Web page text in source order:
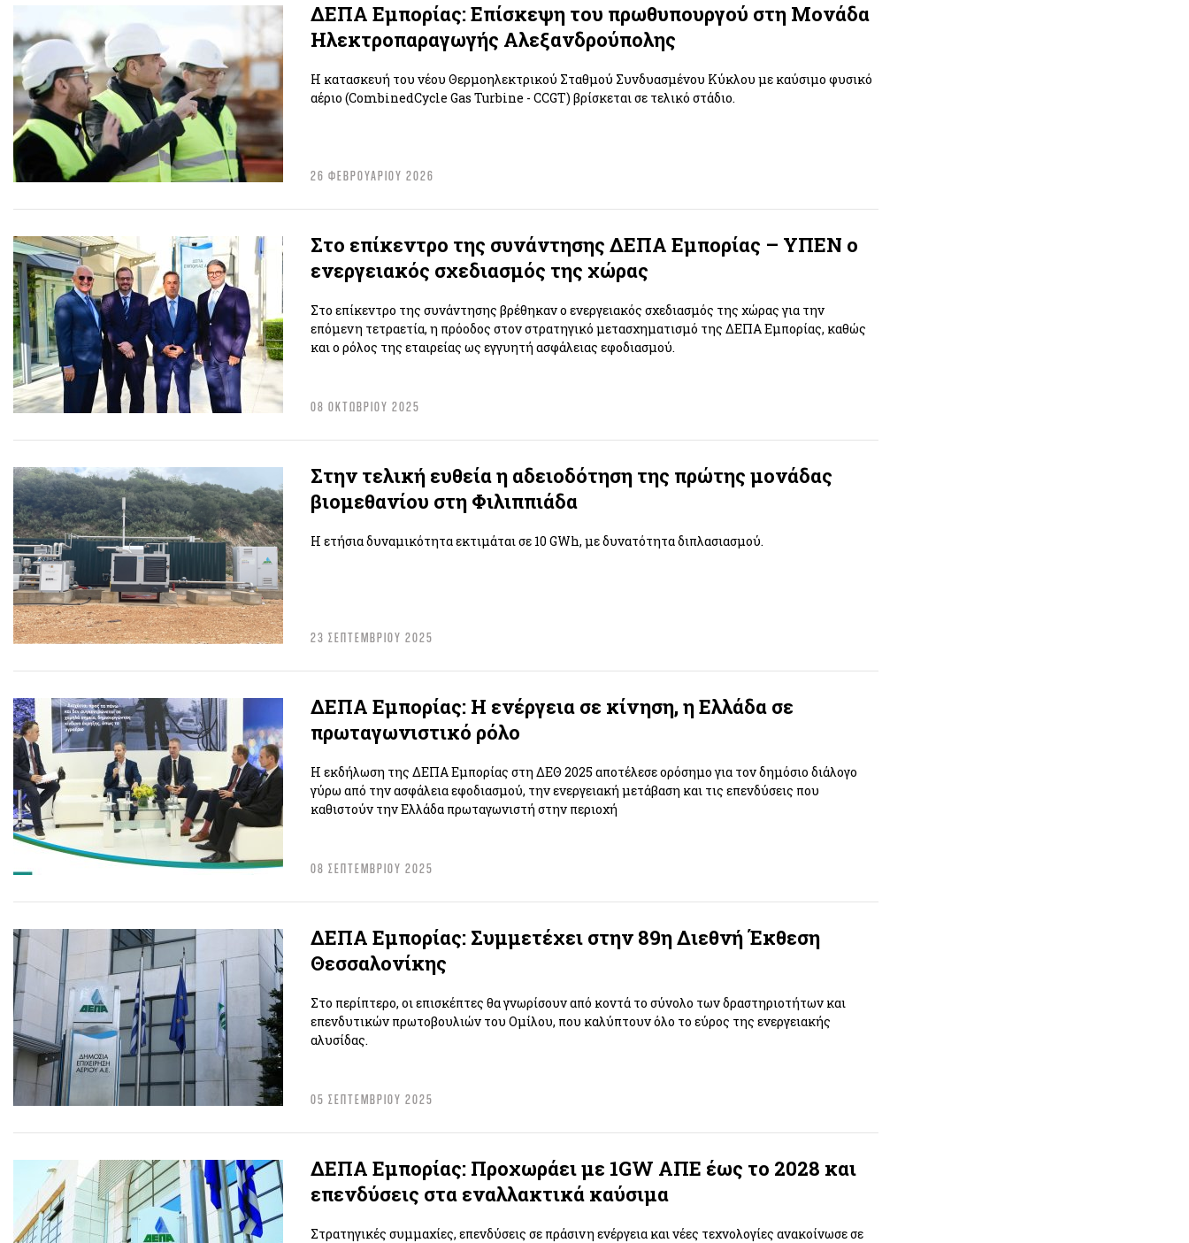
ΔΕΠΑ Εμπορίας: Επίσκεψη του πρωθυπουργού στη Μονάδα
Ηλεκτροπαραγωγής Αλεξανδρούπολης
Η κατασκευή του νέου Θερμοηλεκτρικού Σταθμού Συνδυασμένου Κύκλου με καύσιμο φυσικό
αέριο (CombinedCycle Gas Turbine - CCGT) βρίσκεται σε τελικό στάδιο.
26 ΦΕΒΡΟΥΑΡΙΟΥ 2026
Στο επίκεντρο της συνάντησης ΔΕΠΑ Εμπορίας – ΥΠΕΝ ο
ενεργειακός σχεδιασμός της χώρας
Στο επίκεντρο της συνάντησης βρέθηκαν ο ενεργειακός σχεδιασμός της χώρας για την
επόμενη τετραετία, η πρόοδος στον στρατηγικό μετασχηματισμό της ΔΕΠΑ Εμπορίας, καθώς
και ο ρόλος της εταιρείας ως εγγυητή ασφάλειας εφοδιασμού.
08 ΟΚΤΩΒΡΙΟΥ 2025
Στην τελική ευθεία η αδειοδότηση της πρώτης μονάδας
βιομεθανίου στη Φιλιππιάδα
Η ετήσια δυναμικότητα εκτιμάται σε 10 GWh, με δυνατότητα διπλασιασμού.
23 ΣΕΠΤΕΜΒΡΙΟΥ 2025
ΔΕΠΑ Εμπορίας: Η ενέργεια σε κίνηση, η Ελλάδα σε
πρωταγωνιστικό ρόλο
Η εκδήλωση της ΔΕΠΑ Εμπορίας στη ΔΕΘ 2025 αποτέλεσε ορόσημο για τον δημόσιο διάλογο
γύρω από την ασφάλεια εφοδιασμού, την ενεργειακή μετάβαση και τις επενδύσεις που
καθιστούν την Ελλάδα πρωταγωνιστή στην περιοχή
08 ΣΕΠΤΕΜΒΡΙΟΥ 2025
ΔΕΠΑ Εμπορίας: Συμμετέχει στην 89η Διεθνή Έκθεση
Θεσσαλονίκης
Στο περίπτερο, οι επισκέπτες θα γνωρίσουν από κοντά το σύνολο των δραστηριοτήτων και
επενδυτικών πρωτοβουλιών του Ομίλου, που καλύπτουν όλο το εύρος της ενεργειακής
αλυσίδας.
05 ΣΕΠΤΕΜΒΡΙΟΥ 2025
ΔΕΠΑ Εμπορίας: Προχωράει με 1GW ΑΠΕ έως το 2028 και
επενδύσεις στα εναλλακτικά καύσιμα
Στρατηγικές συμμαχίες, επενδύσεις σε πράσινη ενέργεια και νέες τεχνολογίες ανακοίνωσε σε